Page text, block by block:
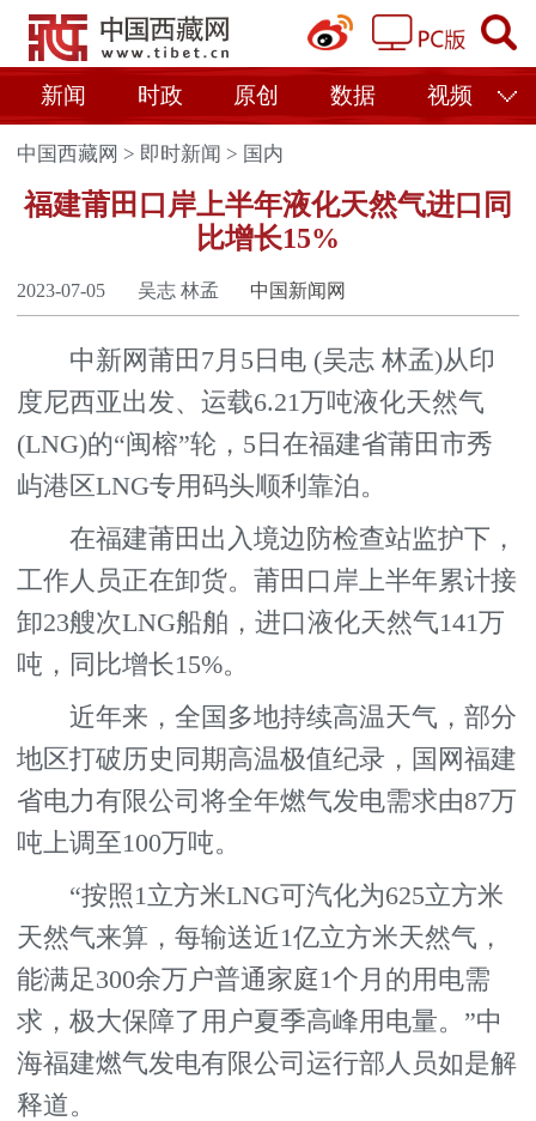
新闻 时政 原创 数据 视频
中国西藏网 > 即时新闻 > 国内
福建莆田口岸上半年液化天然气进口同
比增长15%
2023-07-05 吴志 林孟 中国新闻网
中新网莆田7月5日电 (吴志 林孟)从印
度尼西亚出发、运载6.21万吨液化天然气
(LNG)的“闽榕”轮，5日在福建省莆田市秀
屿港区LNG专用码头顺利靠泊。
在福建莆田出入境边防检查站监护下，
工作人员正在卸货。莆田口岸上半年累计接
卸23艘次LNG船舶，进口液化天然气141万
吨，同比增长15%。
近年来，全国多地持续高温天气，部分
地区打破历史同期高温极值纪录，国网福建
省电力有限公司将全年燃气发电需求由87万
吨上调至100万吨。
“按照1立方米LNG可汽化为625立方米
天然气来算，每输送近1亿立方米天然气，
能满足300余万户普通家庭1个月的用电需
求，极大保障了用户夏季高峰用电量。”中
海福建燃气发电有限公司运行部人员如是解
释道。